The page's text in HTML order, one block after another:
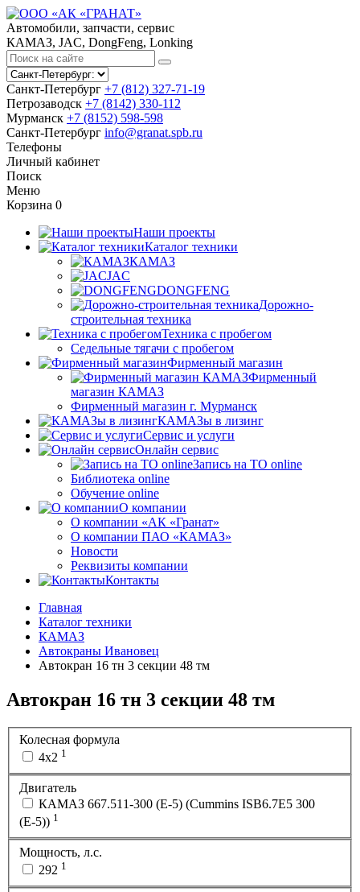
Автомобили, запчасти, сервис
КАМАЗ, JAC, DongFeng, Lonking
Санкт-Петербург +7 (812) 327-71-19
Петрозаводск +7 (8142) 330-112
Мурманск +7 (8152) 598-598
Санкт-Петербург info@granat.spb.ru
Телефоны
Личный кабинет
Поиск
Меню
Корзина 0
Наши проекты
Каталог техники
КАМАЗ
JAC
DONGFENG
Дорожно-
строительная техника
Техника с пробегом
Седельные тягачи с пробегом
Фирменный магазин
Фирменный
магазин КАМАЗ
Фирменный магазин г. Мурманск
КАМАЗы в лизинг
Сервис и услуги
Онлайн сервис
Запись на ТО online
Библиотека online
Обучение online
О компании
О компании «АК «Гранат»
О компании ПАО «КАМАЗ»
Новости
Реквизиты компании
Контакты
Главная
Каталог техники
КАМАЗ
Автокраны Ивановец
Автокран 16 тн 3 секции 48 тм
Автокран 16 тн 3 секции 48 тм
Колесная формула
4х2 1
Двигатель
КАМАЗ 667.511-300 (Е-5) (Cummins ISB6.7E5 300
(Е-5)) 1
Мощность, л.с.
292 1